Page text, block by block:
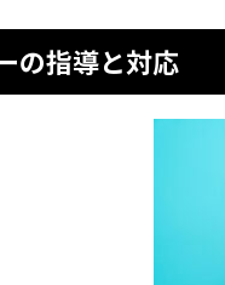
の指導と対応